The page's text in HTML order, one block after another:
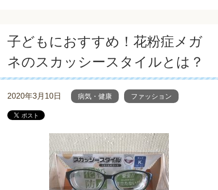
子どもにおすすめ！花粉症メガ
ネのスカッシースタイルとは？
2020年3月10日 病気・健康 ファッション